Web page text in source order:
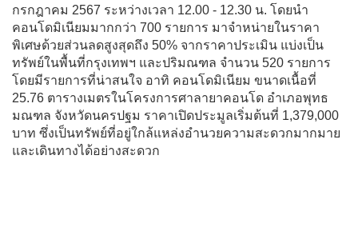
กรกฎาคม 2567 ระหว่างเวลา 12.00 - 12.30 น. โดยนำ
คอนโดมิเนียมมากกว่า 700 รายการ มาจำหน่ายในราคา
พิเศษด้วยส่วนลดสูงสุดถึง 50% จากราคาประเมิน แบ่งเป็น
ทรัพย์ในพื้นที่กรุงเทพฯ และปริมณฑล จำนวน 520 รายการ
โดยมีรายการที่น่าสนใจ อาทิ คอนโดมิเนียม ขนาดเนื้อที่
25.76 ตารางเมตรในโครงการศาลายาคอนโด อำเภอพุทธ
มณฑล จังหวัดนครปฐม ราคาเปิดประมูลเริ่มต้นที่ 1,379,000
บาท ซึ่งเป็นทรัพย์ที่อยู่ใกล้แหล่งอำนวยความสะดวกมากมาย
และเดินทางได้อย่างสะดวก